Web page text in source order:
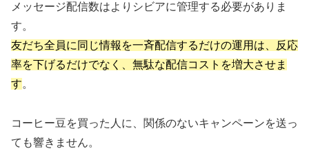
メッセージ配信数はよりシビアに管理する必要がありま
す。
友だち全員に同じ情報を一斉配信するだけの運用は、反応
率を下げるだけでなく、無駄な配信コストを増大させま
す。
コーヒー豆を買った人に、関係のないキャンペーンを送っ
ても響きません。